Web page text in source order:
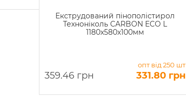
Екструдований пінополістирол
Техноніколь CARBON ECO L
1180х580х100мм
359.46 грн
опт від 250 шт
331.80 грн